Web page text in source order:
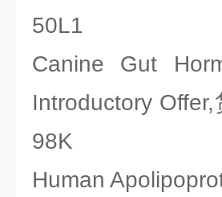
50L1
Canine Gut
Introductory
98K
Human